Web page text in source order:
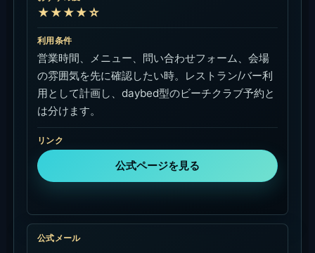
★★★★☆
利用条件
営業時間、メニュー、問い合わせフォーム、会場
の雰囲気を先に確認したい時。レストラン/バー利
用として計画し、daybed型のビーチクラブ予約と
は分けます。
リンク
公式ページを見る
公式メール